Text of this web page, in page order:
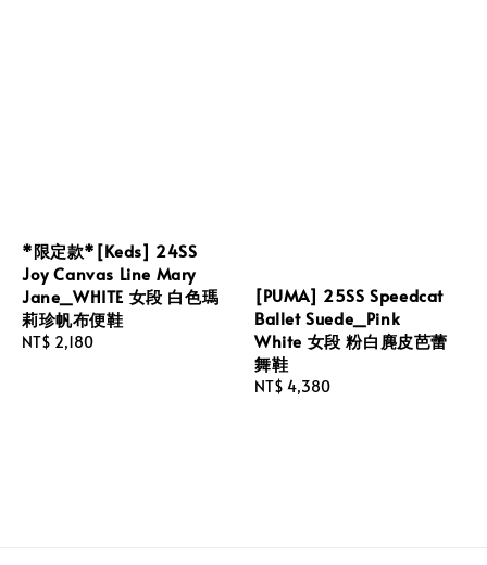
*限定款*[Keds] 24SS
Joy Canvas Line Mary
Jane_WHITE 女段 白色瑪
莉珍帆布便鞋
Regular
NT$ 2,180
[PUMA] 25SS Speedcat
Ballet Suede_Pink
White 女段 粉白麂皮芭蕾
舞鞋
Regular
NT$ 4,380